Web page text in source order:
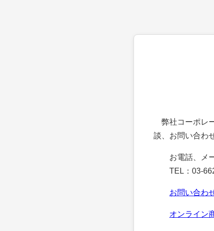
弊社コーポレ
談、お問い合わ
お電話、メ
TEL：03-
お問い合わ
オンライン